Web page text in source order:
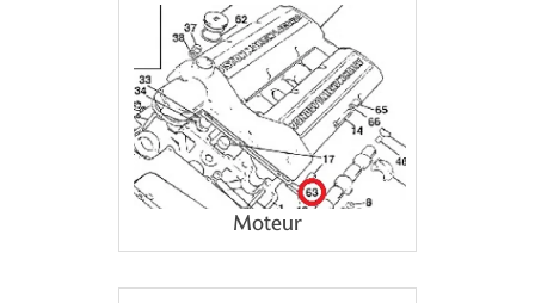
Moteur